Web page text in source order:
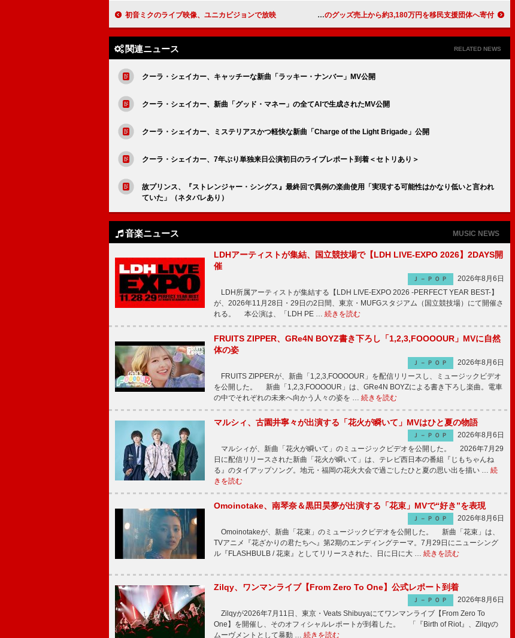
初音ミクのライブ映像、ユニカビジョンで放映 ロード、米ミネソタ州でのグッズ売上から約3,180万円を移民支援団体へ寄付
関連ニュース RELATED NEWS
クーラ・シェイカー、キャッチーな新曲「ラッキー・ナンバー」MV公開
クーラ・シェイカー、新曲「グッド・マネー」の全てAIで生成されたMV公開
クーラ・シェイカー、ミステリアスかつ軽快な新曲「Charge of the Light Brigade」公開
クーラ・シェイカー、7年ぶり単独来日公演初日のライブレポート到着＜セトリあり＞
故プリンス、『ストレンジャー・シングス』最終回で異例の楽曲使用「実現する可能性はかなり低いと言われ
ていた」（ネタバレあり）
音楽ニュース MUSIC NEWS
LDHアーティストが集結、国立競技場で【LDH LIVE-EXPO 2026】2DAYS開
催
Ｊ－ＰＯＰ
2026年8月6日
LDH所属アーティストが集結する【LDH LIVE-EXPO 2026 -PERFECT YEAR BEST-】
が、2026年11月28日・29日の2日間、東京・MUFGスタジアム（国立競技場）にて開催さ
れる。 本公演は、「LDH PE … 続きを読む
FRUITS ZIPPER、GRe4N BOYZ書き下ろし「1,2,3,FOOOOUR」MVに自然
体の姿
Ｊ－ＰＯＰ
2026年8月6日
FRUITS ZIPPERが、新曲「1,2,3,FOOOOUR」を配信リリースし、ミュージックビデオ
を公開した。 新曲「1,2,3,FOOOOUR」は、GRe4N BOYZによる書き下ろし楽曲。電車
の中でそれぞれの未来へ向かう人々の姿を … 続きを読む
マルシィ、古園井寧々が出演する「花火が瞬いて」MVはひと夏の物語
Ｊ－ＰＯＰ
2026年8月6日
マルシィが、新曲「花火が瞬いて」のミュージックビデオを公開した。 2026年7月29
日に配信リリースされた新曲「花火が瞬いて」は、テレビ西日本の番組『じもちゃんね
る』のタイアップソング。地元・福岡の花火大会で過ごしたひと夏の思い出を描い … 続
きを読む
Omoinotake、南琴奈＆黒田昊夢が出演する「花束」MVで“好き”を表現
Ｊ－ＰＯＰ
2026年8月6日
Omoinotakeが、新曲「花束」のミュージックビデオを公開した。 新曲「花束」は、
TVアニメ『花ざかりの君たちへ』第2期のエンディングテーマ。7月29日にニューシング
ル『FLASHBULB / 花束』としてリリースされた、日に日に大 … 続きを読む
Zilqy、ワンマンライブ【From Zero To One】公式レポート到着
Ｊ－ＰＯＰ
2026年8月6日
Zilqyが2026年7月11日、東京・Veats Shibuyaにてワンマンライブ【From Zero To
One】を開催し、そのオフィシャルレポートが到着した。 「『Birth of Riot』、Zilqyの
ムーヴメントとして暴動 … 続きを読む